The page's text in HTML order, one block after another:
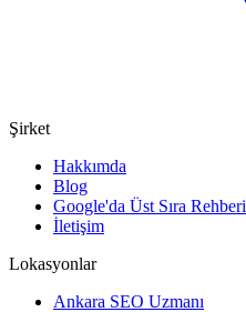
Şirket
Hakkımda
Blog
Google'da Üst Sıra Rehberi
İletişim
Lokasyonlar
Ankara SEO Uzmanı